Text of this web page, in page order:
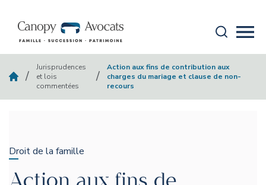
/
Jurisprudences
et lois
commentées
/
Action aux fins de contribution aux
charges du mariage et clause de non-
recours
Droit de la famille